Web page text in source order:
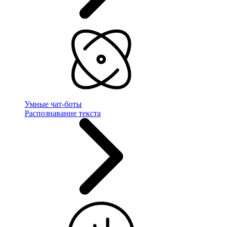
Умные чат-боты
Распознавание текста